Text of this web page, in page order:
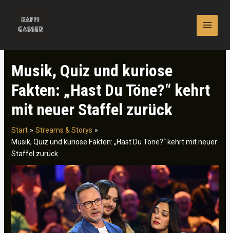
springen
Musik, Quiz und kuriose
Fakten: „Hast Du Töne?“ kehrt
mit neuer Staffel zurück
Start
Streams & Storys
Musik, Quiz und kuriose Fakten: „Hast Du Töne?“ kehrt mit neuer
Staffel zurück